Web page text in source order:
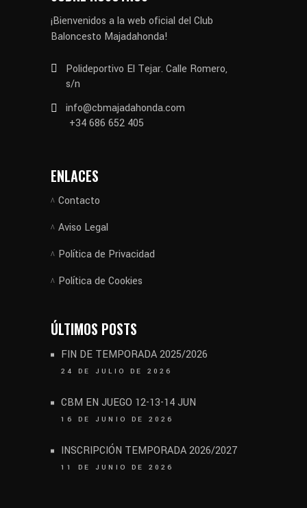
¡Bienvenidos a la web oficial del Club
Baloncesto Majadahonda!
Polideportivo El Tejar. Calle Romero,
s/n
info@cbmajadahonda.com
+34 686 652 405
ENLACES
Contacto
Aviso Legal
Política de Privacidad
Política de Cookies
ÚLTIMOS POSTS
FIN DE TEMPORADA 2025/2026
24 DE JULIO DE 2026
CBM EN JUEGO 12-13-14 JUN
16 DE JUNIO DE 2026
INSCRIPCIÓN TEMPORADA 2026/2027
11 DE JUNIO DE 2026